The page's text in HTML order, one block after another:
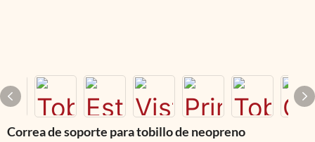
Correa de soporte para tobillo de neopreno